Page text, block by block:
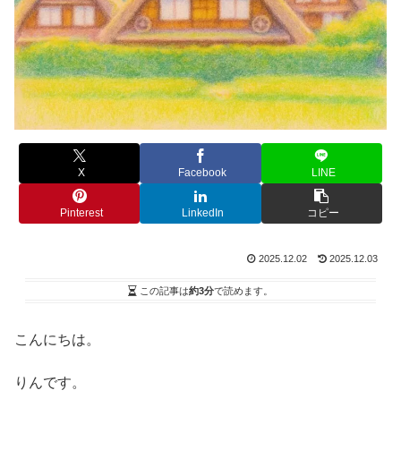
X Facebook LINE
Pinterest LinkedIn コピー
2025.12.02 2025.12.03
この記事は約3分で読めます。
こんにちは。
りんです。